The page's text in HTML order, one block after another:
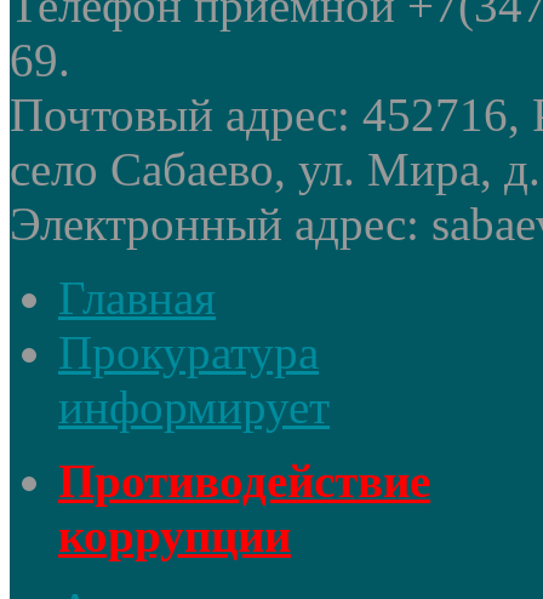
69.
Почтовый адрес: 452716,
село Сабаево, ул. Мира,
Электронный адрес:
Главная
Прокуратура
информирует
Противодействие
коррупции